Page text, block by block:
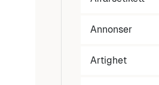
Annonser
Artighet